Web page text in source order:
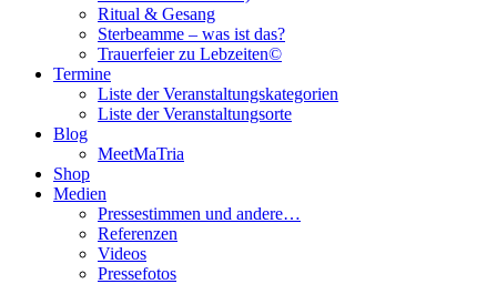
Ritual & Gesang
Sterbeamme – was ist das?
Trauerfeier zu Lebzeiten©
Termine
Liste der Veranstaltungskategorien
Liste der Veranstaltungsorte
Blog
MeetMaTria
Shop
Medien
Pressestimmen und andere…
Referenzen
Videos
Pressefotos